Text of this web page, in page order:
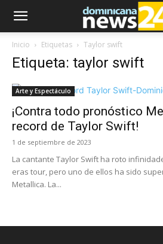
Inicio Etiquetas Taylor swift
Etiqueta: taylor swift
Arte y Espectáculo
¡Contra todo pronóstico
record de Taylor Swift!
1 de septiembre de 2023
La cantante Taylor Swift ha roto
eras tour, pero uno de ellos ha sido
Metallica. La...